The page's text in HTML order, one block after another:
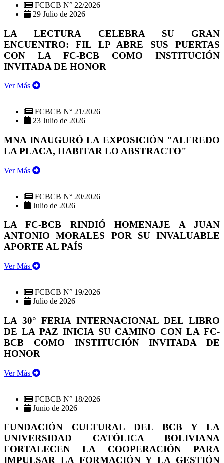
FCBCB N° 22/2026
29 Julio de 2026
LA LECTURA CELEBRA SU GRAN
ENCUENTRO: FIL LP ABRE SUS PUERTAS
CON LA FC-BCB COMO INSTITUCIÓN
INVITADA DE HONOR
Ver Más
FCBCB N° 21/2026
23 Julio de 2026
MNA INAUGURÓ LA EXPOSICIÓN "ALFREDO
LA PLACA, HABITAR LO ABSTRACTO"
Ver Más
FCBCB N° 20/2026
Julio de 2026
LA FC-BCB RINDIÓ HOMENAJE A JUAN
ANTONIO MORALES POR SU INVALUABLE
APORTE AL PAÍS
Ver Más
FCBCB N° 19/2026
Julio de 2026
LA 30° FERIA INTERNACIONAL DEL LIBRO
DE LA PAZ INICIA SU CAMINO CON LA FC-
BCB COMO INSTITUCIÓN INVITADA DE
HONOR
Ver Más
FCBCB N° 18/2026
Junio de 2026
FUNDACIÓN CULTURAL DEL BCB Y LA
UNIVERSIDAD CATÓLICA BOLIVIANA
FORTALECEN LA COOPERACIÓN PARA
IMPULSAR LA FORMACIÓN Y LA GESTIÓN